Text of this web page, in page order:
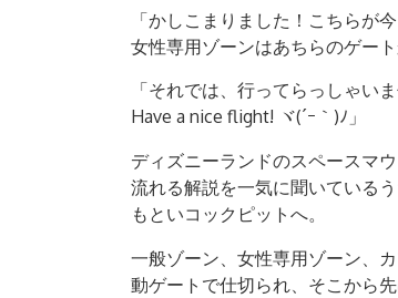
「かしこまりました！こちらが
女性専用ゾーンはあちらのゲート
「それでは、行ってらっしゃいま
Have a nice flight! ヾ(´ｰ｀)ﾉ」
ディズニーランドのスペースマ
流れる解説を一気に聞いている
もといコックピットへ。
一般ゾーン、女性専用ゾーン、
動ゲートで仕切られ、そこから